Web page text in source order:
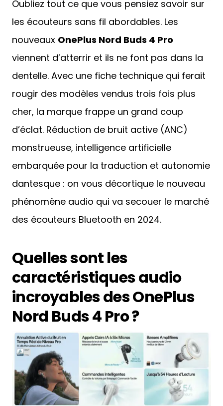
Oubliez tout ce que vous pensiez savoir sur
les écouteurs sans fil abordables. Les
nouveaux OnePlus Nord Buds 4 Pro
viennent d’atterrir et ils ne font pas dans la
dentelle. Avec une fiche technique qui ferait
rougir des modèles vendus trois fois plus
cher, la marque frappe un grand coup
d’éclat. Réduction de bruit active (ANC)
monstrueuse, intelligence artificielle
embarquée pour la traduction et autonomie
dantesque : on vous décortique le nouveau
phénomène audio qui va secouer le marché
des écouteurs Bluetooth en 2024.
Quelles sont les
caractéristiques audio
incroyables des OnePlus
Nord Buds 4 Pro ?